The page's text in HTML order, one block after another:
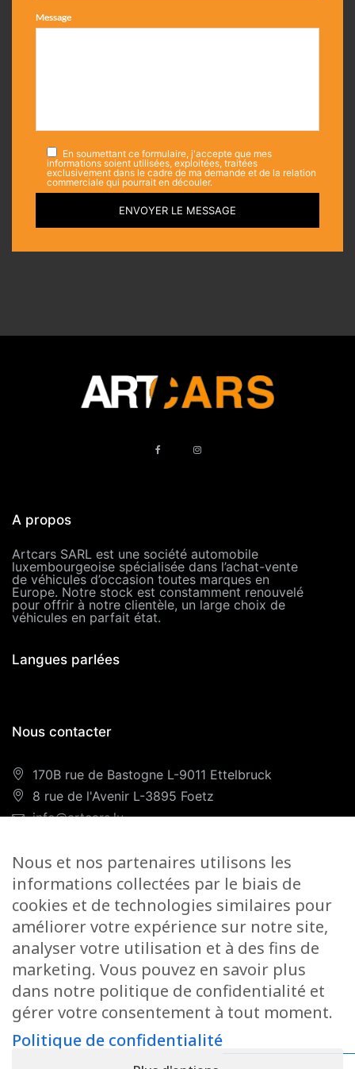
Message
En soumettant ce formulaire, j'accepte que mes
informations soient utilisées, exploitées, traitées
exclusivement dans le cadre de ma demande et de la relation
commerciale qui pourrait en découler.
ENVOYER LE MESSAGE
A propos
Artcars SARL est une société automobile
luxembourgeoise spécialisée dans l’achat-vente
de véhicules d’occasion toutes marques en
Europe. Notre stock est constamment renouvelé
pour offrir à notre clientèle, un large choix de
véhicules en parfait état.
Langues parlées
Nous contacter
170B rue de Bastogne L-9011 Ettelbruck
8 rue de l'Avenir L-3895 Foetz
info@artcars.lu
GSM : +352 661 701 701
Nos horaires
Lundi-Vendredi :9H00/12H00 & 13H00/18H00
Samedi :
Foetz : 9H00/12H00
Ettelbruck :9H00/12H00
Fermé le dimanche
Nous et nos partenaires utilisons les
informations collectées par le biais de
cookies et de technologies similaires pour
améliorer votre expérience sur notre site,
analyser votre utilisation et à des fins de
marketing. Vous pouvez en savoir plus
dans notre politique de confidentialité et
gérer votre consentement à tout moment.
Politique de confidentialité